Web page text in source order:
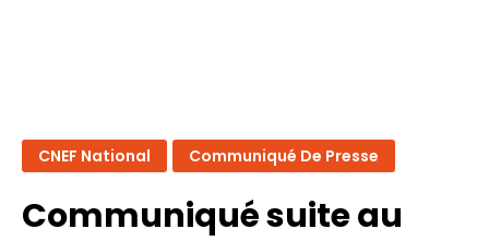
CNEF National Communiqué De Presse
Communiqué suite au